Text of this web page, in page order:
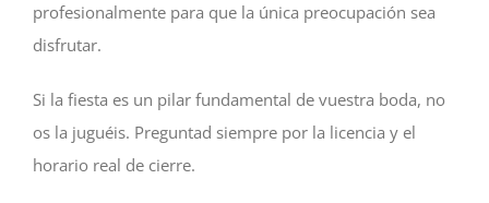
profesionalmente para que la única preocupación sea
disfrutar.
Si la fiesta es un pilar fundamental de vuestra boda, no
os la juguéis. Preguntad siempre por la licencia y el
horario real de cierre.